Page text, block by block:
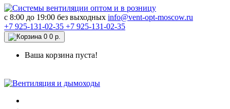
c 8:00 до 19:00 без выходных info@vent-opt-moscow.ru
+7 925-131-02-35 +7 925-131-02-35
0 0 р.
Ваша корзина пуста!